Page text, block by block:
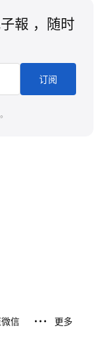
報 ，随时
订阅
。
信 更多